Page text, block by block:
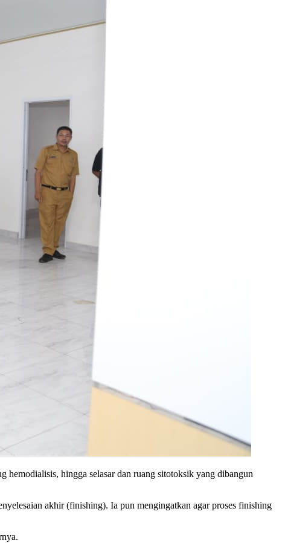
hingga selasar dan ruang sitotoksik yang dibangun
akhir (finishing). Ia pun mengingatkan agar proses finishing